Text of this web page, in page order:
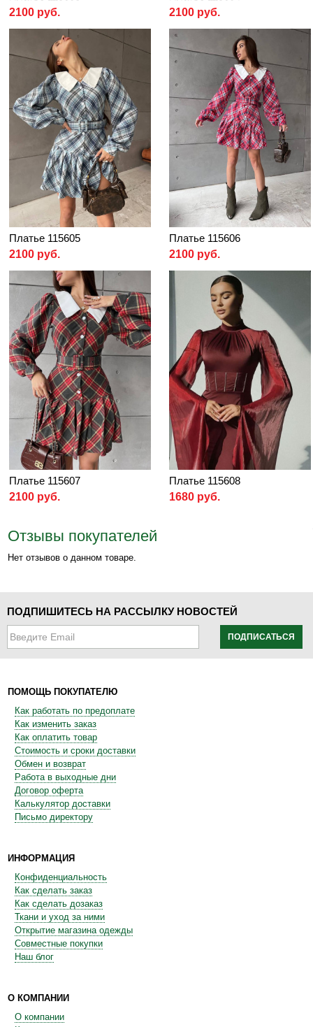
2100 руб.
2100 руб.
Платье 115605
2100 руб.
Платье 115606
2100 руб.
Платье 115607
2100 руб.
Платье 115608
1680 руб.
Отзывы покупателей
Нет отзывов о данном товаре.
ПОДПИШИТЕСЬ НА РАССЫЛКУ НОВОСТЕЙ
ПОДПИСАТЬСЯ
ПОМОЩЬ ПОКУПАТЕЛЮ
Как работать по предоплате
Как изменить заказ
Как оплатить товар
Стоимость и сроки доставки
Обмен и возврат
Работа в выходные дни
Договор оферта
Калькулятор доставки
Письмо директору
ИНФОРМАЦИЯ
Конфиденциальность
Как сделать заказ
Как сделать дозаказ
Ткани и уход за ними
Открытие магазина одежды
Совместные покупки
Наш блог
О КОМПАНИИ
О компании